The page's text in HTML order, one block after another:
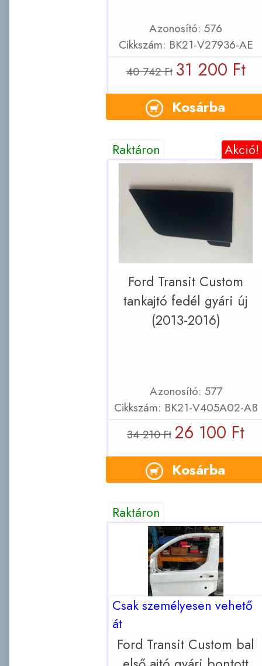
Azonosító: 576
Cikkszám: BK21-V27936-AE
40 742 Ft 31 200 Ft
Kosárba
Akció!
Raktáron
Ford Transit Custom
tankajtó fedél gyári új
(2013-2016)
Azonosító: 577
Cikkszám: BK21-V405A02-AB
34 210 Ft 26 100 Ft
Kosárba
Raktáron
Csak személyesen vehető
át
Ford Transit Custom bal